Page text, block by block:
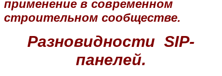
применение в современном
строительном сообществе.
Разновидности SIP-
панелей.